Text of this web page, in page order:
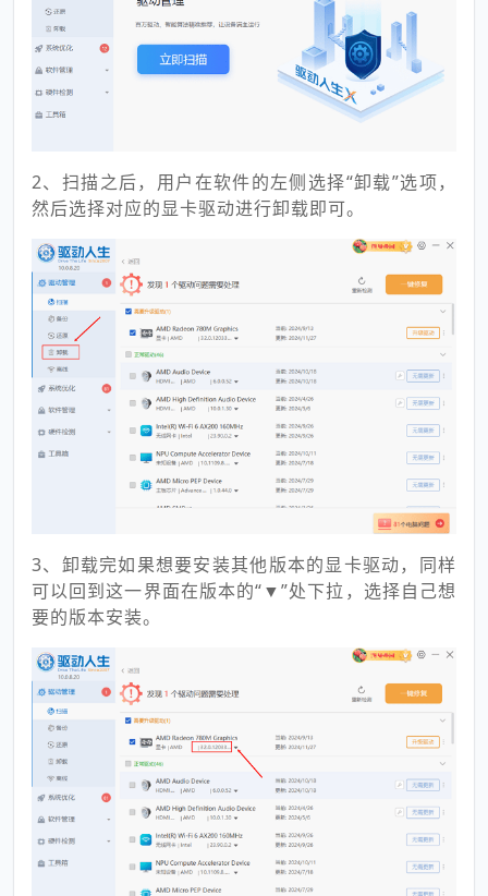
2、扫描之后，用户在软件的左侧选择“卸载”选项，
然后选择对应的显卡驱动进行卸载即可。
3、卸载完如果想要安装其他版本的显卡驱动，同样
可以回到这一界面在版本的“▼”处下拉，选择自己想
要的版本安装。